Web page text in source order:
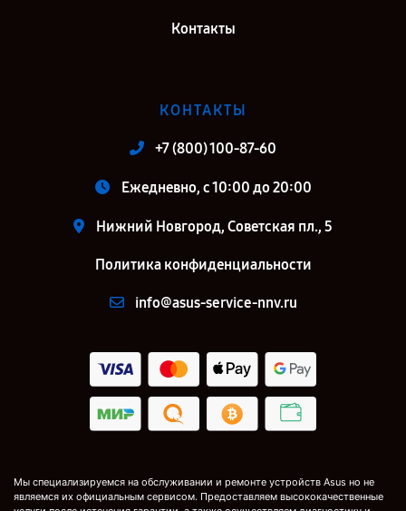
Контакты
КОНТАКТЫ
+7 (800) 100-87-60
Ежедневно, с 10:00 до 20:00
Нижний Новгород, Советская пл., 5
Политика конфиденциальности
info@asus-service-nnv.ru
Мы специализируемся на обслуживании и ремонте устройств Asus но не
являемся их официальным сервисом. Предоставляем высококачественные